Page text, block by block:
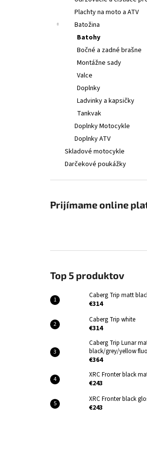
Plachty na moto a ATV
Batožina
Batohy
Bočné a zadné brašne
Montážne sady
Valce
Doplnky
Ladvinky a kapsičky
Tankvak
Doplnky Motocykle
Doplnky ATV
Skladové motocykle
Darčekové poukážky
Prijímame online
Top 5 produktov
Caberg Trip matt
€314
Caberg Trip white
€314
Caberg Trip Lunar
black/grey/yellow fluo
€364
XRC Fronter black
€243
XRC Fronter black
€243